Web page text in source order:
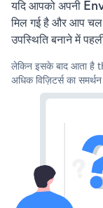
यदि आपको अपनी
मिल गई है और आप चल
उपस्थिति बनाने में
लेकिन इसके बाद आता
अधिक विज़िटर्स का